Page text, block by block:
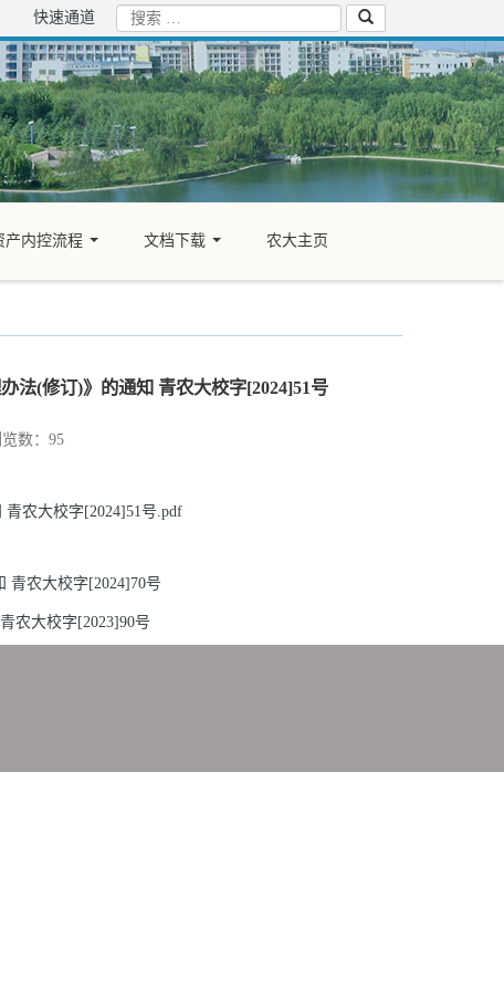
快速通道
产内控流程
文档下载
农大主页
法(修订)》的通知 青农大校字[2024]51号
数： 95
农大校字[2024]51号.pdf
青农大校字[2024]70号
农大校字[2023]90号